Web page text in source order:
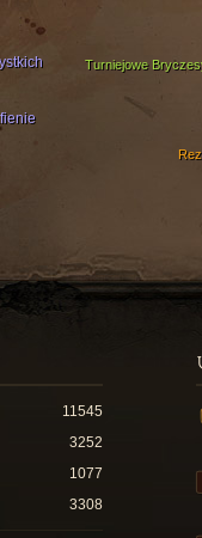
Turniejowe
11545
3252
1077
3308